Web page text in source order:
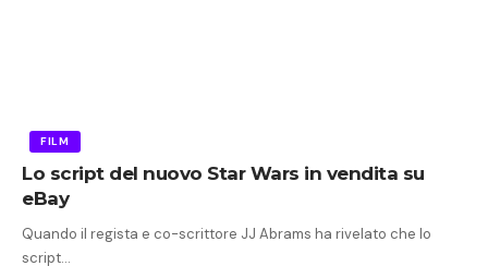
FILM
Lo script del nuovo Star Wars in vendita su
eBay
Quando il regista e co-scrittore JJ Abrams ha rivelato che lo
script…